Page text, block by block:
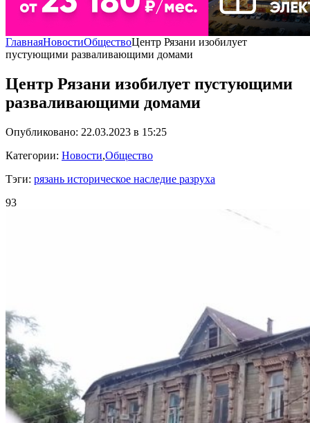
ГлавнаяНовостиОбществоЦентр Рязани изобилует
пустующими разваливающими домами
Центр Рязани изобилует пустующими
разваливающими домами
Опубликовано: 22.03.2023 в 15:25
Категории: Новости,Общество
Тэги: рязань историческое наследие разруха
93